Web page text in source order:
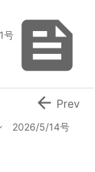

号
2026/5/14号
 Prev